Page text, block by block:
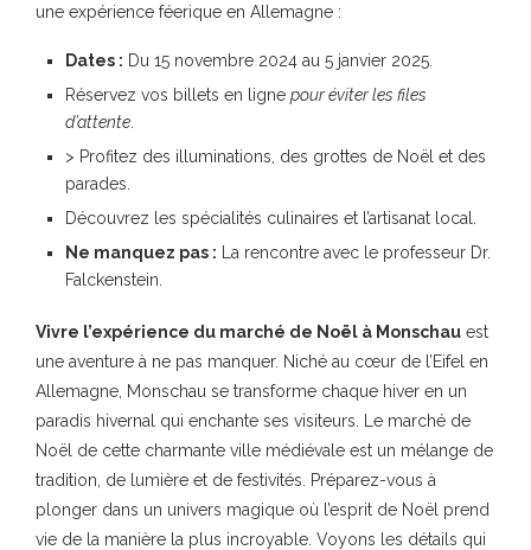
une expérience féerique en Allemagne :
Dates : Du 15 novembre 2024 au 5 janvier 2025.
Réservez vos billets en ligne pour éviter les files
d’attente
> Profitez des illuminations, des grottes de Noël et des
parades.
Découvrez les spécialités culinaires et l’artisanat local.
Ne manquez pas : La rencontre avec le professeur Dr.
Falckenstein.
Vivre l’expérience du marché de Noël à Monschau est
une aventure à ne pas manquer. Niché au cœur de l’Eifel en
Allemagne, Monschau se transforme chaque hiver en un
paradis hivernal qui enchante ses visiteurs. Le marché de
Noël de cette charmante ville médiévale est un mélange de
tradition, de lumière et de festivités. Préparez-vous à
plonger dans un univers magique où l’esprit de Noël prend
vie de la manière la plus incroyable. Voyons les détails qui